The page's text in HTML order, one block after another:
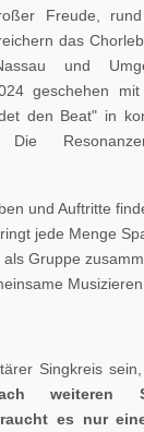
Freude,
das
und
geschehen
den Beat" in
Die
und Auftritte
jede Menge
Gruppe
Musizieren.
Singkreis
weiteren
es nur